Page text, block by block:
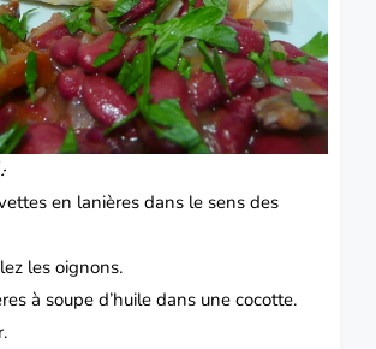
en lanières dans le sens des
les oignons.
à soupe d’huile dans une cocotte.